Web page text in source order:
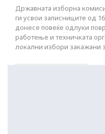
Државната изборна
ги усвои записниците од
донесе повеќе одлуки
работење и техничката
локални избори закажани